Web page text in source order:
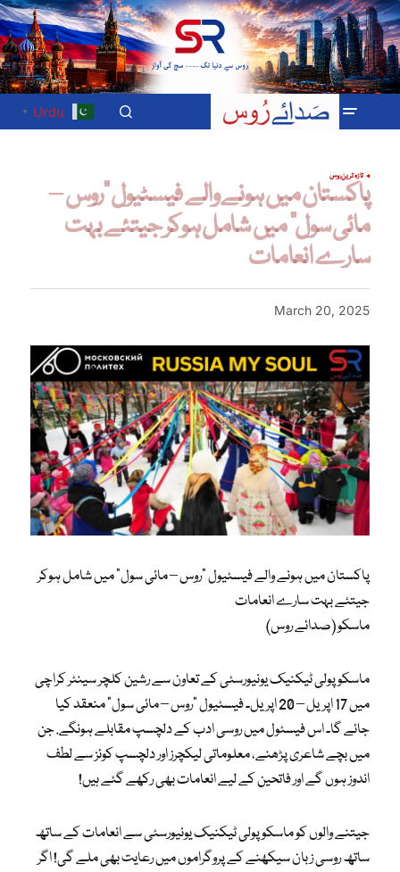
Urdu
▼
تازہ ترینروس
پاکستان میں ہونے والے فیسٹیول “روس –
مائی سول” میں شامل ہوکر جیتئے بہت
سارے انعامات
March 20, 2025
‎پاکستان میں ہونے والے فیسٹیول “روس – مائی سول” میں شامل ہوکر
جیتئے بہت سارے انعامات
ماسکو (صدائے روس)
ماسکو پولی ٹیکنیک یونیورسٹی کے تعاون سے رشین کلچر سینٹر کراچی
میں 17 اپریل – 20 اپریل۔ فیسٹیول “روس – مائی سول” منعقد کیا
جائے گا۔ اس فیسٹول میں روسی ادب کے دلچسپ مقابلے ہونگے. جن
میں بچے شاعری پڑھنے، معلوماتی لیکچرز اور دلچسپ کوئز سے لطف
اندوز ہوں گے اور فاتحین کے لیے انعامات بھی رکھے گئے ہیں!
‎جیتنے والوں کو ماسکو پولی ٹیکنیک یونیورسٹی سے انعامات کے ساتھ
ساتھ روسی زبان سیکھنے کے پروگراموں میں رعایت بھی ملے گی! اگر